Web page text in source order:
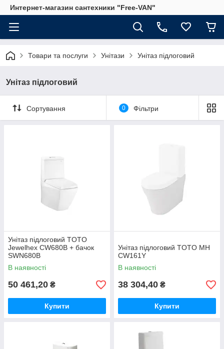
Интернет-магазин сантехники "Free-VAN"
Товари та послуги Унітази Унітаз підлоговий
Унітаз підлоговий
Сортування 0 Фільтри
Унітаз підлоговий TOTO
Jewelhex CW680B + бачок
SWN680B
В наявності
50 461,20 ₴
Купити
Унітаз підлоговий TOTO MH
CW161Y
В наявності
38 304,40 ₴
Купити